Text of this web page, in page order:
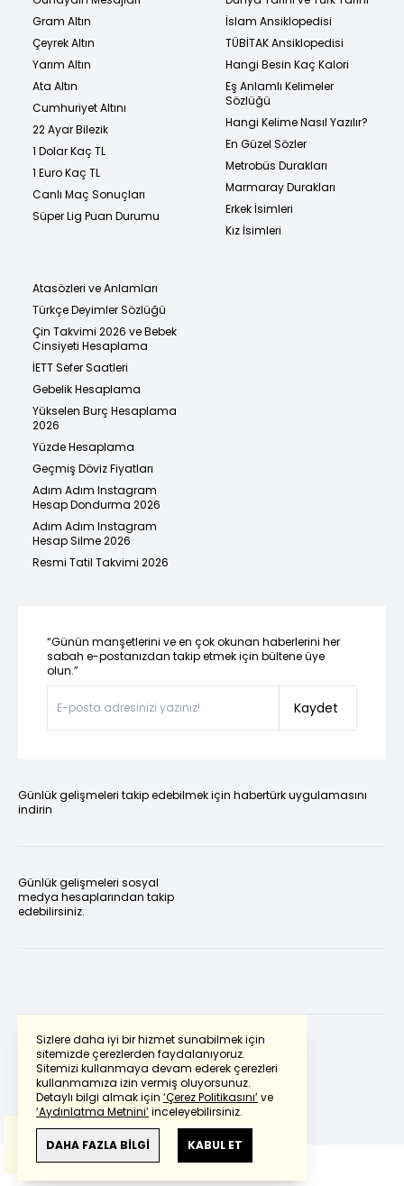
Sizlere daha iyi bir hizmet sunabilmek için
sitemizde çerezlerden faydalanıyoruz.
Sitemizi kullanmaya devam ederek çerezleri
kullanmamıza izin vermiş oluyorsunuz.
Detaylı bilgi almak için ‘Çerez Politikasını’ve
‘Aydınlatma Metnini’inceleyebilirsiniz.
DAHA FAZLA BİLGİ KABUL ET
Gram Altın
Çeyrek Altın
Yarım Altın
Ata Altın
Cumhuriyet Altını
22 Ayar Bilezik
1 Dolar Kaç TL
1 Euro Kaç TL
Canlı Maç Sonuçları
Süper Lig Puan Durumu
İslam Ansiklopedisi
TÜBİTAK Ansiklopedisi
Hangi Besin Kaç Kalori
Eş Anlamlı Kelimeler
Sözlüğü
Hangi Kelime Nasıl Yazılır?
En Güzel Sözler
Metrobüs Durakları
Marmaray Durakları
Erkek İsimleri
Kız İsimleri
Atasözleri ve Anlamları
Türkçe Deyimler Sözlüğü
Çin Takvimi 2026 ve Bebek
Cinsiyeti Hesaplama
İETT Sefer Saatleri
Gebelik Hesaplama
Yükselen Burç Hesaplama
2026
Yüzde Hesaplama
Geçmiş Döviz Fiyatları
Adım Adım Instagram
Hesap Dondurma 2026
Adım Adım Instagram
Hesap Silme 2026
Resmi Tatil Takvimi 2026
“Günün manşetlerini ve en çok okunan haberlerini her
sabah e-postanızdan takip etmek için bültene üye
olun.”
Kaydet
Günlük gelişmeleri takip edebilmek için habertürk uygulamasını
indirin
Günlük gelişmeleri sosyal
medya hesaplarından takip
edebilirsiniz.
Powered by Translate
Bu çevirideGoogle Transletekullanılmıştır.
Anlam ve çeviri hatalarından
haberturk.com
sorumlu değildir.